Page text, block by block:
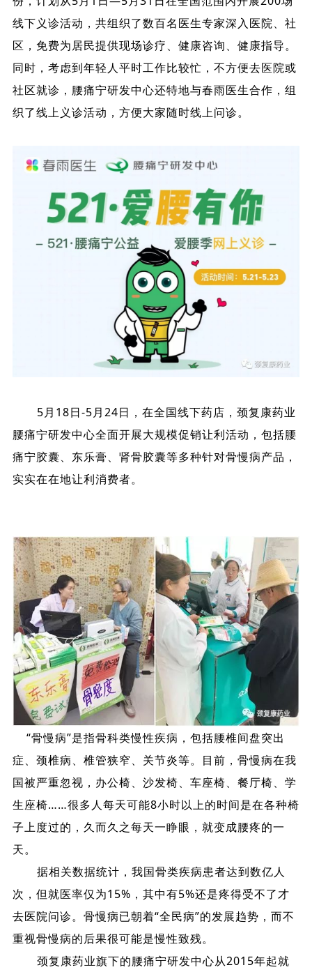
线下义诊活动，共组织了数百名医生专家深入医院、社
区，免费为居民提供现场诊疗、健康咨询、健康指导。
同时，考虑到年轻人平时工作比较忙，不方便去医院或
社区就诊，腰痛宁研发中心还特地与春雨医生合作，组
织了线上义诊活动，方便大家随时线上问诊。
5月18日-5月24日，在全国线下药店，颈复康药业
腰痛宁研发中心全面开展大规模促销让利活动，包括腰
痛宁胶囊、东乐膏、肾骨胶囊等多种针对骨慢病产品，
实实在在地让利消费者。
“骨慢病”是指骨科类慢性疾病，包括腰椎间盘突出
症、颈椎病、椎管狭窄、关节炎等。目前，骨慢病在我
国被严重忽视，办公椅、沙发椅、车座椅、餐厅椅、学
生座椅……很多人每天可能8小时以上的时间是在各种椅
子上度过的，久而久之每天一睁眼，就变成腰疼的一
天。
据相关数据统计，我国骨类疾病患者达到数亿人
次，但就医率仅为15%，其中有5%还是疼得受不了才
去医院问诊。骨慢病已朝着“全民病”的发展趋势，而不
重视骨慢病的后果很可能是慢性致残。
颈复康药业旗下的腰痛宁研发中心从2015年起就